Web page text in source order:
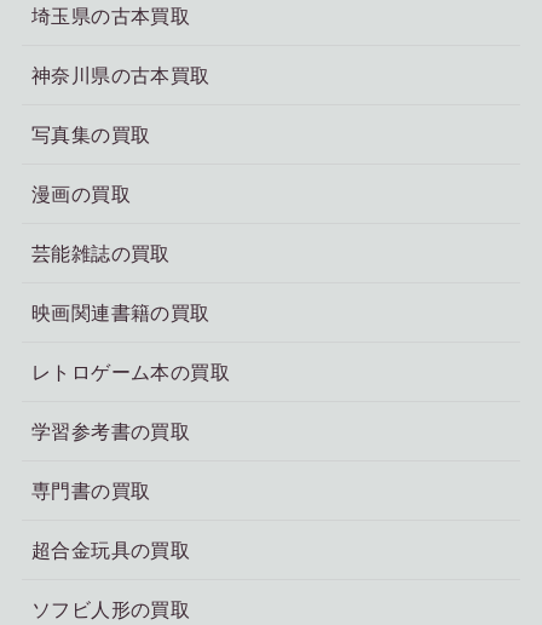
埼玉県の古本買取
神奈川県の古本買取
写真集の買取
漫画の買取
芸能雑誌の買取
映画関連書籍の買取
レトロゲーム本の買取
学習参考書の買取
専門書の買取
超合金玩具の買取
ソフビ人形の買取